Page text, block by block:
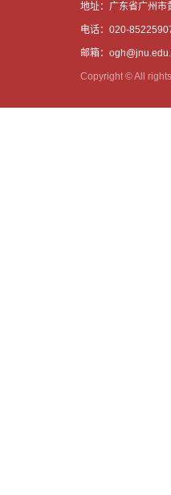
地址：广东省广州市
电话：020-
邮箱：
Copyright © All